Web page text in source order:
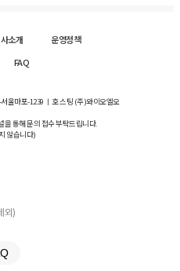
소개
운영정책
FAQ
울마포-1239 ㅣ 호스팅 (주)와이오엘오
통해 문의 접수 부탁드립니다.
않습니다)
외)